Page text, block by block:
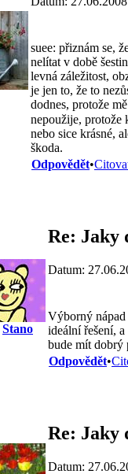
suee: přiznám se,
nelítat v době
levná záležitost,
je jen to, že to
dodnes, protože
nepoužije,
nebo sice krásné,
škoda.
Odpovědět•
Stano
Re: Jaky
Datum:
Výborný
ideální řešení,
bude mít dobrý
Odpovědět•
Re: Jaky
Datum: